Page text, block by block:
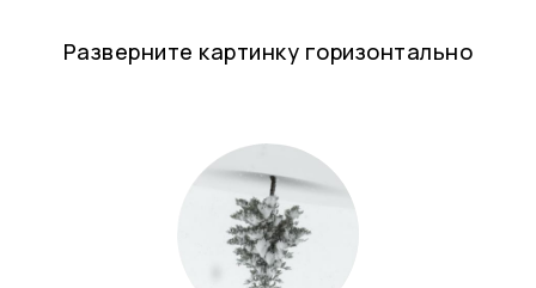
Разверните картинку горизонтально